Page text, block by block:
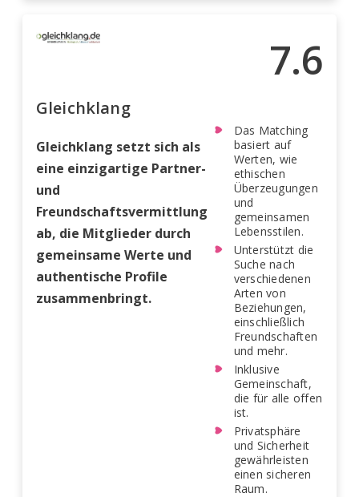
7.6
Gleichklang
Gleichklang setzt sich als
eine einzigartige Partner-
und
Freundschaftsvermittlung
ab, die Mitglieder durch
gemeinsame Werte und
authentische Profile
zusammenbringt.
Das Matching
basiert auf
Werten, wie
ethischen
Überzeugungen
und
gemeinsamen
Lebensstilen.
Unterstützt die
Suche nach
verschiedenen
Arten von
Beziehungen,
einschließlich
Freundschaften
und mehr.
Inklusive
Gemeinschaft,
die für alle offen
ist.
Privatsphäre
und Sicherheit
gewährleisten
einen sicheren
Raum.